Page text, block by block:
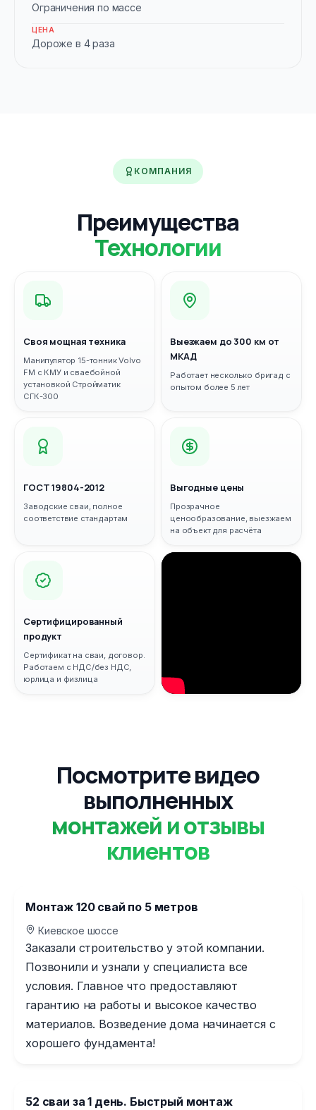
Ограничения по массе
ЦЕНА
Дороже в 4 раза
КОМПАНИЯ
Преимущества
Технологии
Своя мощная техника
Манипулятор 15-тонник Volvo
FM с КМУ и сваебойной
установкой Стройматик
СГК-300
Выезжаем до 300 км от
МКАД
Работает несколько бригад с
опытом более 5 лет
ГОСТ 19804-2012
Заводские сваи, полное
соответствие стандартам
Выгодные цены
Прозрачное
ценообразование, выезжаем
на объект для расчёта
Сертифицированный
продукт
Сертификат на сваи, договор.
Работаем с НДС/без НДС,
юрлица и физлица
Посмотрите видео
выполненных
монтажей и отзывы
клиентов
Монтаж 120 свай по 5 метров
Киевское шоссе
Заказали строительство у этой компании.
Позвонили и узнали у специалиста все
условия. Главное что предоставляют
гарантию на работы и высокое качество
материалов. Возведение дома начинается с
хорошего фундамента!
52 сваи за 1 день. Быстрый монтаж